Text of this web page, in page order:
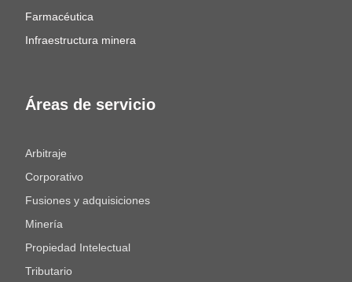
Áreas de servicio
Arbitraje
Corporativo
Fusiones y adquisiciones
Minería
Propiedad Intelectual
Tributario
Farmacéutica
Infraestructura minera